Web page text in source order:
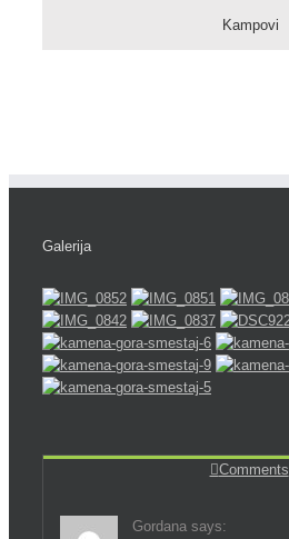
Kampovi
Galerija
Comments
Gordana says: